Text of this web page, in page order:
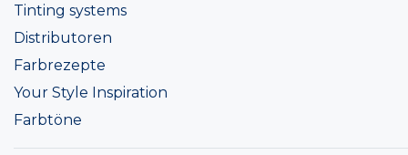
Tinting systems
Distributoren
Farbrezepte
Your Style Inspiration
Farbtöne